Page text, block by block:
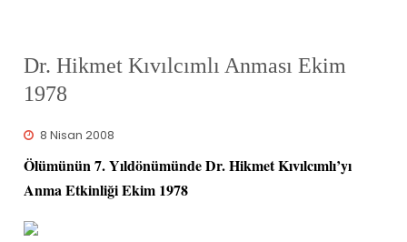
Dr. Hikmet Kıvılcımlı Anması Ekim
1978
8 Nisan 2008
Ölümünün 7. Yıldönümünde Dr. Hikmet Kıvılcımlı’yı
Anma Etkinliği Ekim 1978